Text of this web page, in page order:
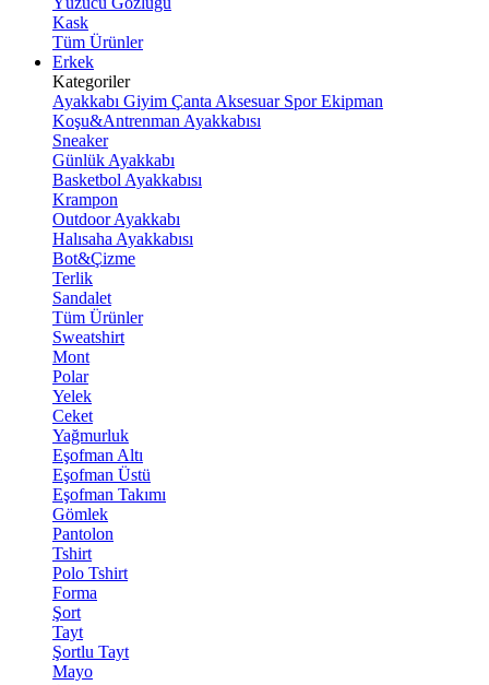
Kask
Tüm Ürünler
Erkek
Kategoriler
Ayakkabı Giyim Çanta Aksesuar Spor Ekipman
Koşu&Antrenman Ayakkabısı
Sneaker
Günlük Ayakkabı
Basketbol Ayakkabısı
Krampon
Outdoor Ayakkabı
Halısaha Ayakkabısı
Bot&Çizme
Terlik
Sandalet
Tüm Ürünler
Sweatshirt
Mont
Polar
Yelek
Ceket
Yağmurluk
Eşofman Altı
Eşofman Üstü
Eşofman Takımı
Gömlek
Pantolon
Tshirt
Polo Tshirt
Forma
Şort
Tayt
Şortlu Tayt
Mayo